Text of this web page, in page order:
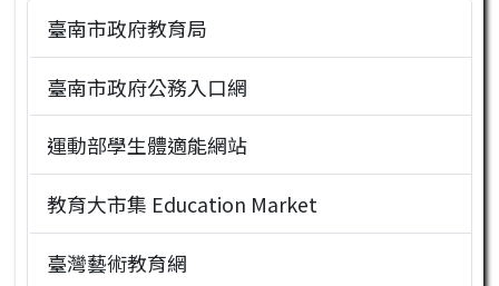
臺南市政府教育局
臺南市政府公務入口網
運動部學生體適能網站
教育大市集 Education Market
臺灣藝術教育網